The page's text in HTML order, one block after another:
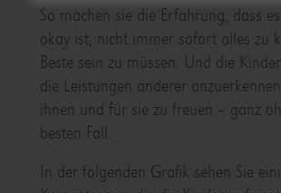
So machen sie die Erfahrung, dass
okay ist, nicht immer sofort alles zu
Beste sein zu müssen. Und die
die Leistungen anderer
ihnen und für sie zu freuen – ganz
besten Fall.
In der folgenden Grafik sehen Sie